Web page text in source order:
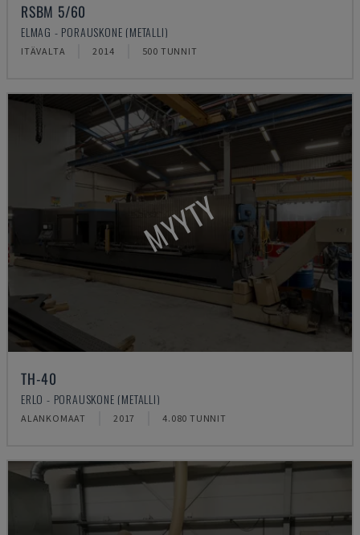
RSBM 5/60
ELMAG - PORAUSKONE (METALLI)
ITÄVALTA 2014 500 TUNNIT
MYYTY
TH-40
ERLO - PORAUSKONE (METALLI)
ALANKOMAAT 2017 4.080 TUNNIT